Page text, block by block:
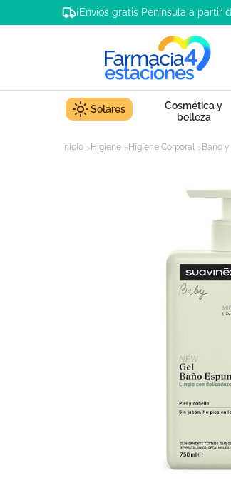
¡Envíos gratis Península a partir
Solares
Cosmética y
belleza
Inicio Higiene Higiene Corporal Baño